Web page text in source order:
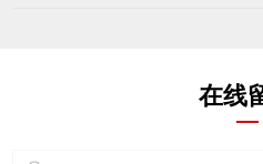
贴合家里的环境，那
应当如何保养呢？下
在线